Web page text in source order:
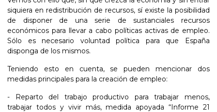
siquiera en redistribución de recursos, sí existe la posibilidad
de disponer de una serie de sustanciales recursos
económicos para llevar a cabo políticas activas de empleo.
Sólo es necesario voluntad política para que España
disponga de los mismos.
Teniendo esto en cuenta, se pueden mencionar dos
medidas principales para la creación de empleo:
- Reparto del trabajo productivo para trabajar menos,
trabajar todos y vivir más, medida apoyada “Informe 21